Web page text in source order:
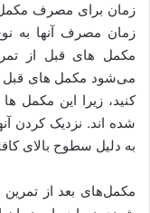
زمان برای مصرف
زمان مصرف آنها به
مکمل های قبل از
کنید، زیرا این مکمل
شده اند. نزدیک کردن
به دلیل سطوح بالای